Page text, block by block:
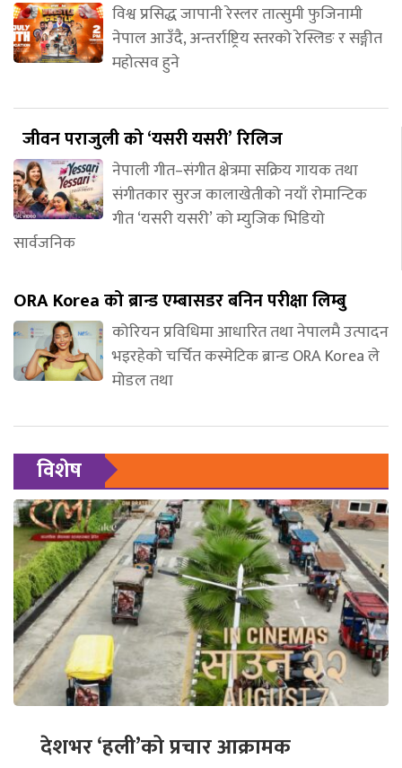
विश्व प्रसिद्ध जापानी रेस्लर तात्सुमी फुजिनामी
नेपाल आउँदै, अन्तर्राष्ट्रिय स्तरको रेस्लिङ र सङ्गीत
महोत्सव हुने
जीवन पराजुली को ‘यसरी यसरी’ रिलिज
नेपाली गीत–संगीत क्षेत्रमा सक्रिय गायक तथा
संगीतकार सुरज कालाखेतीको नयाँ रोमान्टिक
गीत ‘यसरी यसरी’ को म्युजिक भिडियो
सार्वजनिक
ORA Korea को ब्रान्ड एम्बासडर बनिन परीक्षा लिम्बु
कोरियन प्रविधिमा आधारित तथा नेपालमै उत्पादन
भइरहेको चर्चित कस्मेटिक ब्रान्ड ORA Korea ले
मोडल तथा
विशेष
देशभर ‘हली’को प्रचार आक्रामक